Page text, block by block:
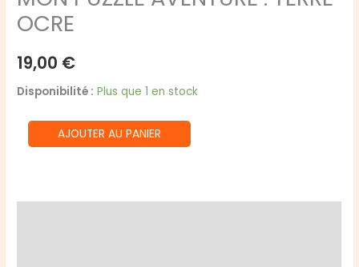
OCRE
19,00 €
Disponibilité : Plus que 1 en stock
quantité
de
AJOUTER AU PANIER